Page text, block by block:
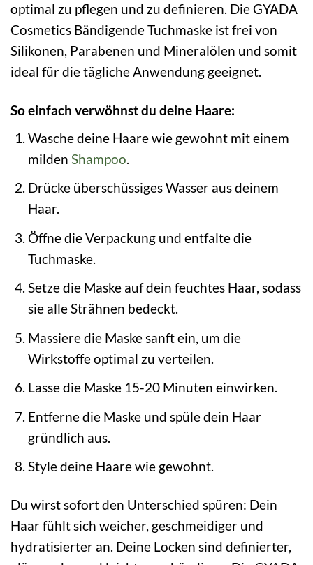
optimal zu pflegen und zu definieren. Die GYADA
Cosmetics Bändigende Tuchmaske ist frei von
Silikonen, Parabenen und Mineralölen und somit
ideal für die tägliche Anwendung geeignet.
So einfach verwöhnst du deine Haare:
Wasche deine Haare wie gewohnt mit einem
milden Shampoo.
Drücke überschüssiges Wasser aus deinem
Haar.
Öffne die Verpackung und entfalte die
Tuchmaske.
Setze die Maske auf dein feuchtes Haar, sodass
sie alle Strähnen bedeckt.
Massiere die Maske sanft ein, um die
Wirkstoffe optimal zu verteilen.
Lasse die Maske 15-20 Minuten einwirken.
Entferne die Maske und spüle dein Haar
gründlich aus.
Style deine Haare wie gewohnt.
Du wirst sofort den Unterschied spüren: Dein
Haar fühlt sich weicher, geschmeidiger und
hydratisierter an. Deine Locken sind definierter,